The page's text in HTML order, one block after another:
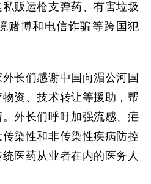
贩运枪支弹药、有害垃圾
赌博和电信诈骗等跨国犯
们感谢中国向湄公河国
资、技术转让等援助，帮
外长们呼吁加强流感、疟
染性和非传染性疾病防控
医药从业者在内的医务人